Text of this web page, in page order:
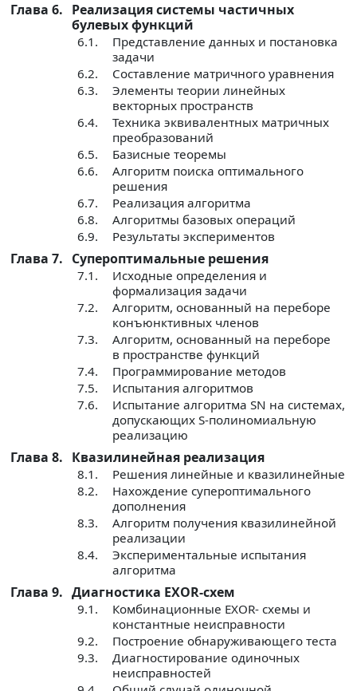
Глава 6. Реализация системы частичных
булевых функций
6.1.
Представление данных и постановка
задачи
6.2.
Составление матричного уравнения
6.3.
Элементы теории линейных
векторных пространств
6.4.
Техника эквивалентных матричных
преобразований
6.5.
Базисные теоремы
6.6.
Алгоритм поиска оптимального
решения
6.7.
Реализация алгоритма
6.8.
Алгоритмы базовых операций
6.9.
Результаты экспериментов
Глава 7. Супероптимальные решения
7.1.
Исходные определения и
формализация задачи
7.2.
Алгоритм, основанный на переборе
конъюнктивных членов
7.3.
Алгоритм, основанный на переборе
в пространстве функций
7.4.
Программирование методов
7.5.
Испытания алгоритмов
7.6.
Испытание алгоритма SN на системах,
допускающих S-полиномиальную
реализацию
Глава 8. Квазилинейная реализация
8.1.
Решения линейные и квазилинейные
8.2.
Нахождение супероптимального
дополнения
8.3.
Алгоритм получения квазилинейной
реализации
8.4.
Экспериментальные испытания
алгоритма
Глава 9. Диагностика EXOR-схем
9.1.
Комбинационные EXOR- схемы и
константные неисправности
9.2.
Построение обнаруживающего теста
9.3.
Диагностирование одиночных
неисправностей